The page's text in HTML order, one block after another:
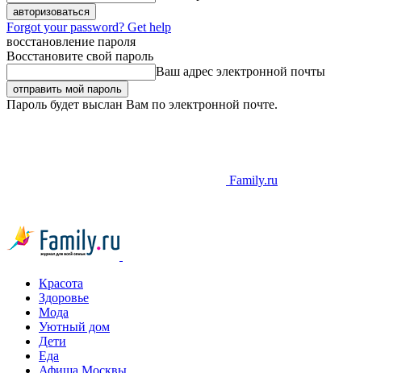
Forgot your password? Get help
восстановление пароля
Восстановите свой пароль
Ваш адрес электронной почты
Пароль будет выслан Вам по электронной почте.
Family.ru
Красота
Здоровье
Мода
Уютный дом
Дети
Еда
Афиша Москвы